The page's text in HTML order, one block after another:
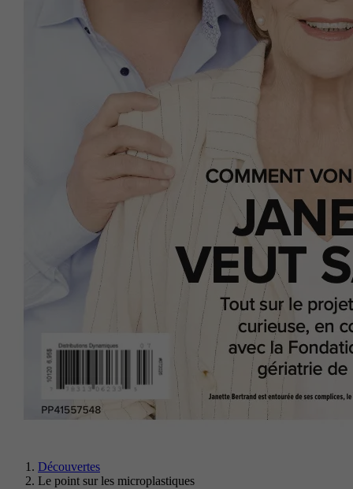
Découvertes
Le point sur les microplastiques